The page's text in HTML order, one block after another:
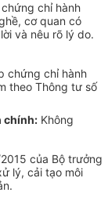
chỉ hành
cơ quan có
và nêu rõ lý do.
chứng chỉ hành
theo Thông tư số
chính: Không
của Bộ trưởng
lý, cải tạo môi